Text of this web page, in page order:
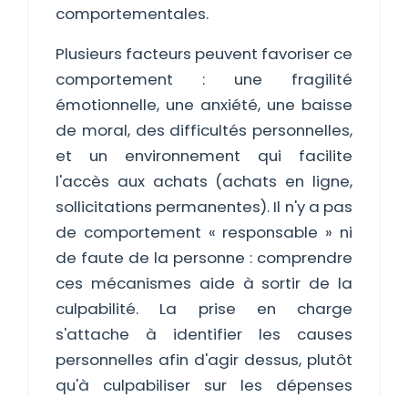
comportementales.
Plusieurs facteurs peuvent favoriser ce
comportement : une fragilité
émotionnelle, une anxiété, une baisse
de moral, des difficultés personnelles,
et un environnement qui facilite
l'accès aux achats (achats en ligne,
sollicitations permanentes). Il n'y a pas
de comportement « responsable » ni
de faute de la personne : comprendre
ces mécanismes aide à sortir de la
culpabilité. La prise en charge
s'attache à identifier les causes
personnelles afin d'agir dessus, plutôt
qu'à culpabiliser sur les dépenses